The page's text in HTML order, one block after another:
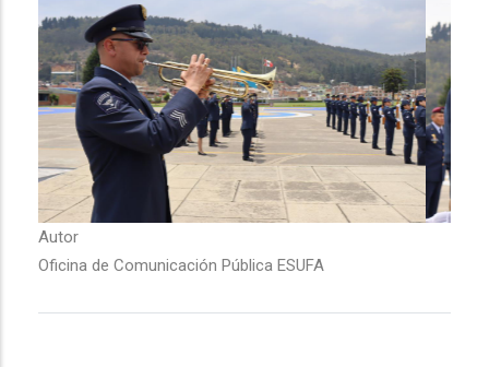
Autor
Oficina de Comunicación Pública ESUFA